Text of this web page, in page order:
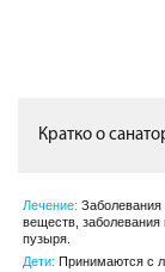
Кратко о
Лечение: Заболевания
веществ,
пузыря.
Дети: Принимаются с